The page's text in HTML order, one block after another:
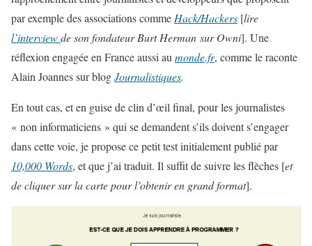
par exemple des associations commeHack/Hackers [lire
l’interviewde son fondateur Burt Herman sur Owni]. Une
réflexion engagée en France aussi aumonde.fr, comme le raconte
Alain Joannes sur blogJournalistiques.
En tout cas, et en guise de clin d’œil final, pour les journalistes
« non informaticiens » qui se demandent s’ils doivent s’engager
dans cette voie, je propose ce petit test initialement publié par
10,000 Words, et que j’ai traduit. Il suffit de suivre les flèches [et
de cliquer sur la carte pour l’obtenir en grand format].